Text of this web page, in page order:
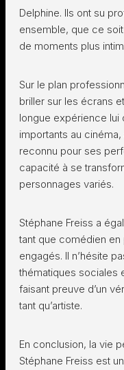
Delphine. Ils ont su
ensemble, que ce
de moments plus
Sur le plan
briller sur les écrans
longue expérience lui
importants au
reconnu pour ses
capacité à se
personnages variés.
Stéphane Freiss a
tant que comédien
engagés. Il n’hésite
thématiques sociales
faisant preuve d’un
tant qu’artiste.
En conclusion, la vie
Stéphane Freiss est